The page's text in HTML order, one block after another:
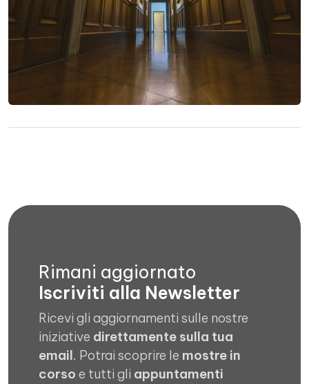
Rimani aggiornato
Iscriviti alla Newsletter
Ricevi gli aggiornamenti sulle nostre
iniziative direttamente sulla tua
email. Potrai scoprire le mostre in
corso e tutti gli appuntamenti